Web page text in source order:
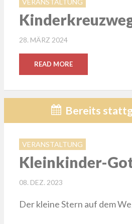
POSTED
ON
28. MÄRZ 2024
READ MORE
Bereits
VERANSTALTUNG
Kleinkinder-
POSTED
08. DEZ. 2023
Der kleine Stern auf dem